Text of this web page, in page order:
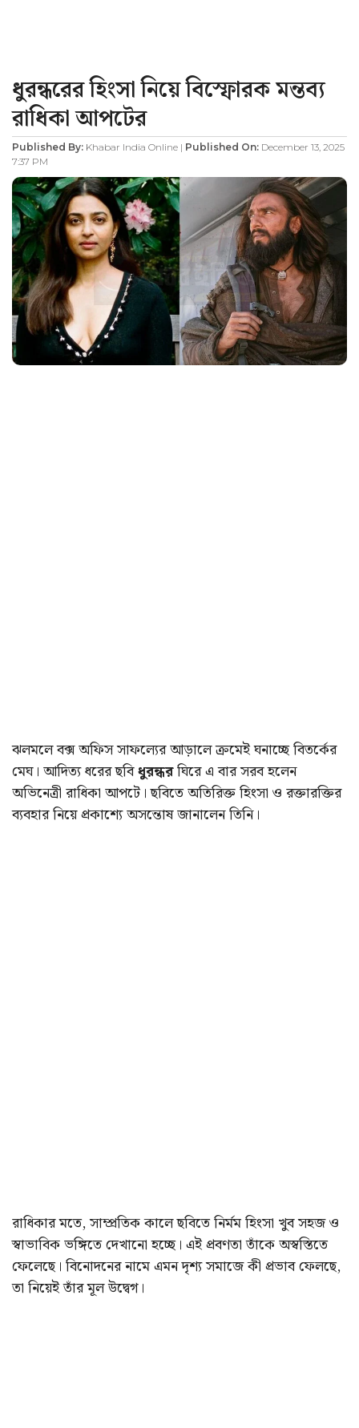
ধুরন্ধরের হিংসা নিয়ে বিস্ফোরক মন্তব্য
রাধিকা আপটের
Published By: Khabar India Online | Published On: December 13, 2025
7:37 PM
ঝলমলে বক্স অফিস সাফল্যের আড়ালে ক্রমেই ঘনাচ্ছে বিতর্কের
মেঘ। আদিত্য ধরের ছবিধুরন্ধরঘিরে এ বার সরব হলেন
অভিনেত্রী রাধিকা আপটে। ছবিতে অতিরিক্ত হিংসা ও রক্তারক্তির
ব্যবহার নিয়ে প্রকাশ্যে অসন্তোষ জানালেন তিনি।
রাধিকার মতে, সাম্প্রতিক কালে ছবিতে নির্মম হিংসা খুব সহজ ও
স্বাভাবিক ভঙ্গিতে দেখানো হচ্ছে। এই প্রবণতা তাঁকে অস্বস্তিতে
ফেলেছে। বিনোদনের নামে এমন দৃশ্য সমাজে কী প্রভাব ফেলছে,
তা নিয়েই তাঁর মূল উদ্বেগ।